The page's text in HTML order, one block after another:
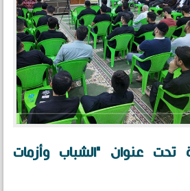
تحت عنوان "الشباب وأزمات